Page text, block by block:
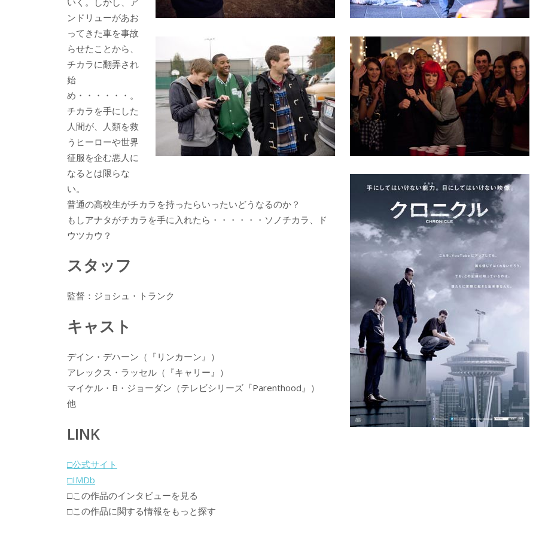
ンドリューがあお
ってきた車を事故
らせたことから、
チカラに翻弄され
始
め・・・・・・。
チカラを手にした
人間が、人類を救
うヒーローや世界
征服を企む悪人に
なるとは限らな
い。
普通の高校生がチカラを持ったらいったいどうなるのか？
もしアナタがチカラを手に入れたら・・・・・・ソノチカラ、ド
ウツカウ？
スタッフ
監督：ジョシュ・トランク
キャスト
デイン・デハーン（『リンカーン』）
アレックス・ラッセル（『キャリー』）
マイケル・B・ジョーダン（テレビシリーズ『Parenthood』）
他
LINK
□公式サイト
□IMDb
□この作品のインタビューを見る
□この作品に関する情報をもっと探す